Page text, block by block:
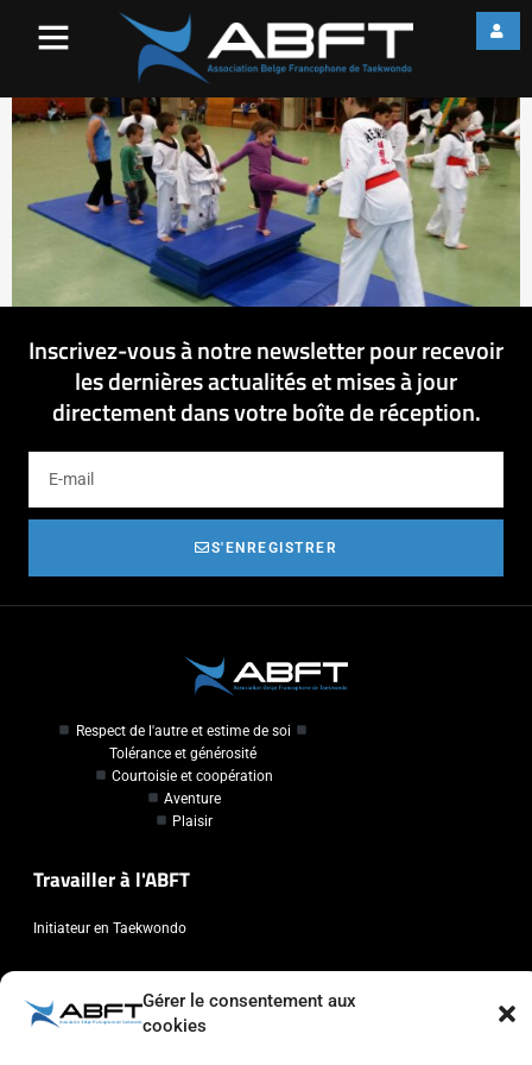
Gérer le consentement aux
cookies
Inscrivez-vous à notre newsletter pour recevoir
les dernières actualités et mises à jour
directement dans votre boîte de réception.
S'ENREGISTRER
Respect de l'autre et estime de soi
Tolérance et générosité
Courtoisie et coopération
Aventure
Plaisir
Travailler à l'ABFT
Initiateur en Taekwondo
Association Belge Francophone de Taekwondo